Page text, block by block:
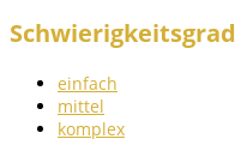
Schwierigkeitsgrad
einfach
mittel
komplex